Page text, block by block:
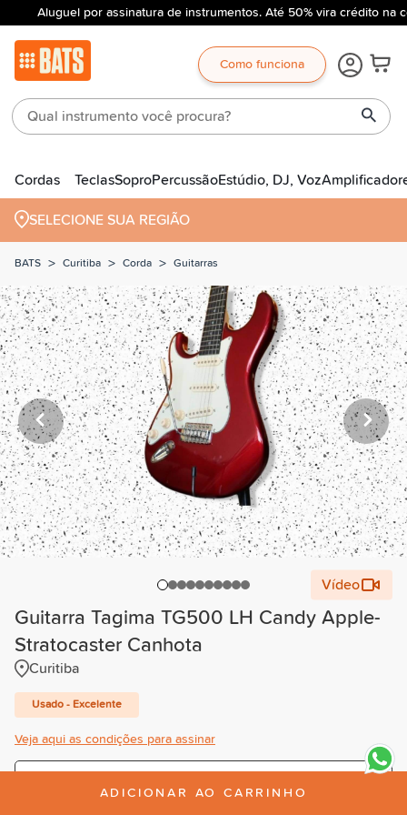
Aluguel por assinatura de instrumentos. Até 50% vira crédito na
Como funciona
Cordas TeclasSoproPercussãoEstúdio, DJ, Voz
SELECIONE SUA REGIÃO
BATS > Curitiba > Corda > Guitarras
Vídeo
Guitarra Tagima TG500 LH Candy Apple-
Stratocaster Canhota
Curitiba
Usado - Excelente
Veja aqui as condições para assinar
ADICIONAR AO CARRINHO